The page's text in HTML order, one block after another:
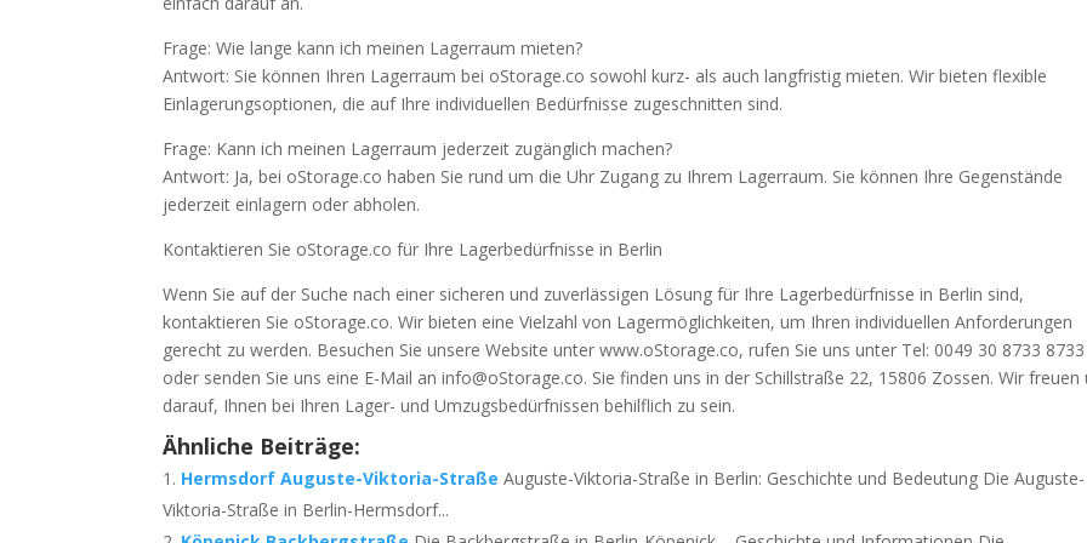
Frage: Wie lange kann ich meinen Lagerraum mieten?
Antwort: Sie können Ihren Lagerraum bei oStorage.co sowohl kurz- als auch langfristig mieten. Wir bieten flexible
Einlagerungsoptionen, die auf Ihre individuellen Bedürfnisse zugeschnitten sind.
Frage: Kann ich meinen Lagerraum jederzeit zugänglich machen?
Antwort: Ja, bei oStorage.co haben Sie rund um die Uhr Zugang zu Ihrem Lagerraum. Sie können Ihre Gegenstände
jederzeit einlagern oder abholen.
Kontaktieren Sie oStorage.co für Ihre Lagerbedürfnisse in Berlin
Wenn Sie auf der Suche nach einer sicheren und zuverlässigen Lösung für Ihre Lagerbedürfnisse in Berlin sind,
kontaktieren Sie oStorage.co. Wir bieten eine Vielzahl von Lagermöglichkeiten, um Ihren individuellen Anforderungen
gerecht zu werden. Besuchen Sie unsere Website unter www.oStorage.co, rufen Sie uns unter Tel: 0049 30 8733
oder senden Sie uns eine E-Mail an info@oStorage.co. Sie finden uns in der Schillstraße 22, 15806 Zossen. Wir freuen
darauf, Ihnen bei Ihren Lager- und Umzugsbedürfnissen behilflich zu sein.
Ähnliche Beiträge:
Hermsdorf Auguste-Viktoria-Straße Auguste-Viktoria-Straße in Berlin: Geschichte und Bedeutung Die Auguste-
Viktoria-Straße in Berlin-Hermsdorf...